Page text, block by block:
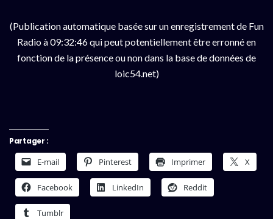
(Publication automatique basée sur un enregistrement de Fun
Radio à 09:32:46 qui peut potentiellement être erronné en
fonction de la présence ou non dans la base de données de
loic54.net)
Partager :
E-mail Pinterest Imprimer X
Facebook LinkedIn Reddit
Tumblr